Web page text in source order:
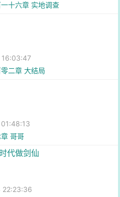
十六章 实地调查
16:03:47
二章 大结局
哥哥
代做剑仙
22:23:36